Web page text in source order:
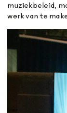
muziekbeleid,
werk van te